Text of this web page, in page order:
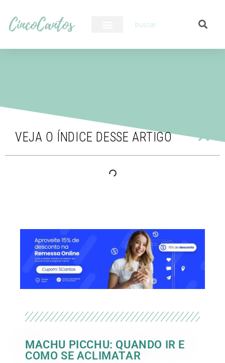
VEJA O ÍNDICE DESSE ARTIGO
MACHU PICCHU: QUANDO IR E
COMO SE ACLIMATAR